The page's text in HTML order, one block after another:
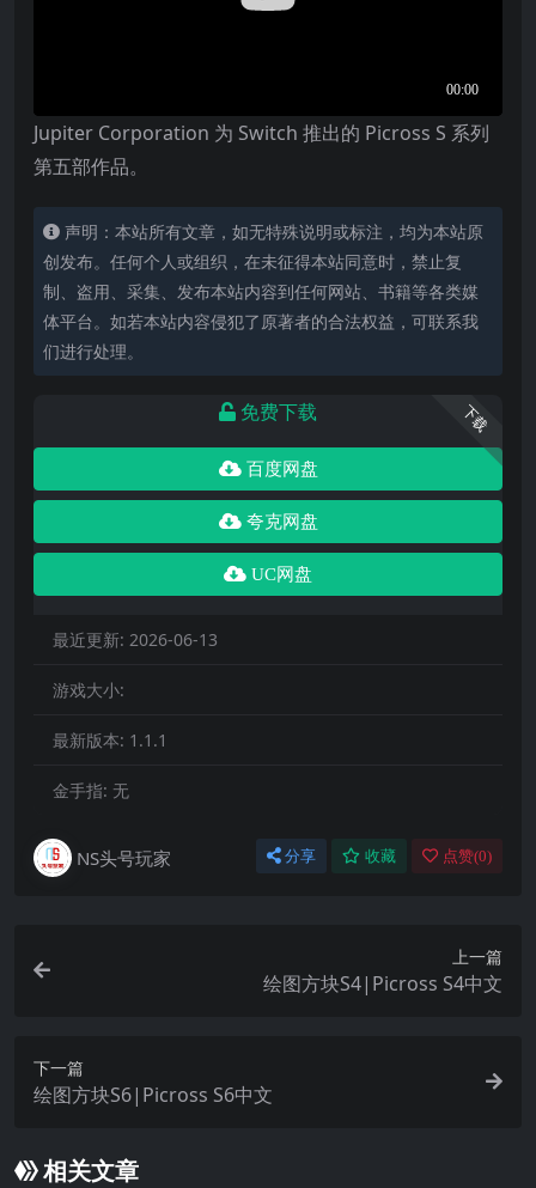
Jupiter Corporation 为 Switch 推出的 Picross S 系列
第五部作品。
声明：本站所有文章，如无特殊说明或标注，均为本站原
创发布。任何个人或组织，在未征得本站同意时，禁止复
制、盗用、采集、发布本站内容到任何网站、书籍等各类媒
体平台。如若本站内容侵犯了原著者的合法权益，可联系我
们进行处理。
下载
免费下载
百度网盘
夸克网盘
UC网盘
最近更新: 2026-06-13
游戏大小:
最新版本: 1.1.1
金手指: 无
NS头号玩家 分享 收藏 点赞(0)
上一篇
绘图方块S4|Picross S4中文
下一篇
绘图方块S6|Picross S6中文
相关文章